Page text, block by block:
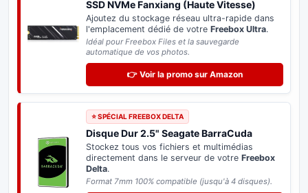
SSD NVMe Fanxiang (Haute Vitesse)
Ajoutez du stockage réseau ultra-rapide dans
l'emplacement dédié de votre Freebox Ultra.
Idéal pour Freebox Files et la sauvegarde
automatique de vos photos.
👉 Voir la promo sur Amazon
⭐ SPÉCIAL FREEBOX DELTA
Disque Dur 2.5" Seagate BarraCuda
Stockez tous vos fichiers et multimédias
directement dans le serveur de votre Freebox
Delta.
Format 7mm 100% compatible (jusqu'à 4 disques).